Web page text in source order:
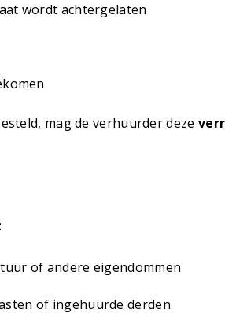
wordt achtergelaten
mag de verhuurder deze
of andere eigendommen
of ingehuurde derden